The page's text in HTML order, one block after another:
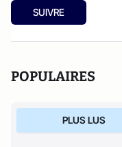
pratiques sur la survie
SUIVRE
POPULAIRES
PLUS LUS